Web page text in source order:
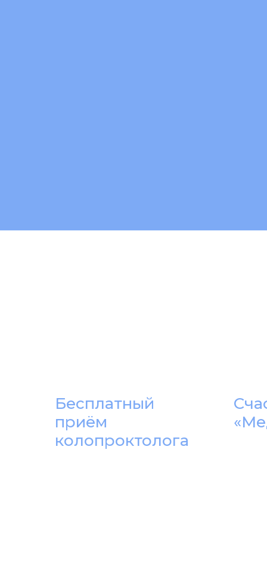
Бесплатный
приём
колопроктолога